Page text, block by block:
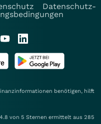
Datenschutz-
benötigen, hilft
von 5 Sternen ermittelt aus 285